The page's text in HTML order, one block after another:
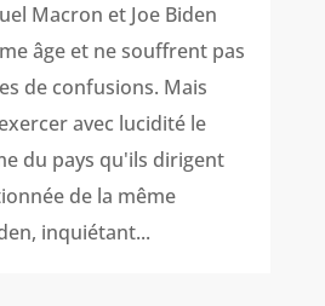
Macron et Joe Biden
âge et ne souffrent pas
de confusions. Mais
avec lucidité le
du pays qu'ils dirigent
de la même
inquiétant...